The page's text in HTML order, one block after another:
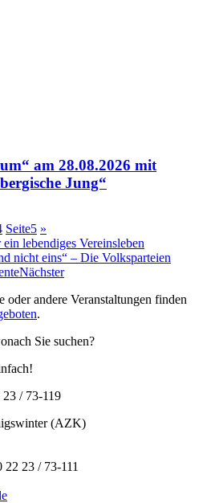
am 28.08.2026 mit
Jung“
Seite5 »
lebendiges Vereinsleben
nicht eins“ – Die Volksparteien
Nächster
andere Veranstaltungen finden
.
Sie suchen?
/ 73-119
(AZK)
23 / 73-111